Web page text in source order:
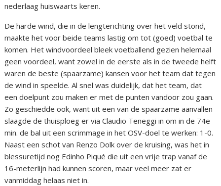
nederlaag huiswaarts keren.
De harde wind, die in de lengterichting over het veld stond,
maakte het voor beide teams lastig om tot (goed) voetbal te
komen. Het windvoordeel bleek voetballend gezien helemaal
geen voordeel, want zowel in de eerste als in de tweede helft
waren de beste (spaarzame) kansen voor het team dat tegen
de wind in speelde. Al snel was duidelijk, dat het team, dat
een doelpunt zou maken er met de punten vandoor zou gaan.
Zo geschiedde ook, want uit een van de spaarzame aanvallen
slaagde de thuisploeg er via Claudio Teneggi in om in de 74e
min. de bal uit een scrimmage in het OSV-doel te werken: 1-0.
Naast een schot van Renzo Dolk over de kruising, was het in
blessuretijd nog Edinho Piqué die uit een vrije trap vanaf de
16-meterlijn had kunnen scoren, maar veel meer zat er
vanmiddag helaas niet in.